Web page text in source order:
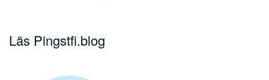
Läs Pingstfi.blog